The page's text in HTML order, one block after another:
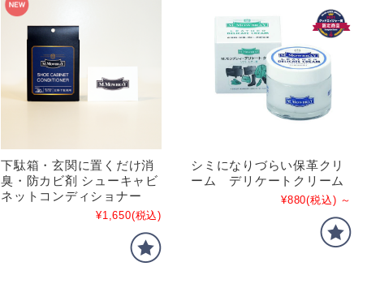
下駄箱・玄関に置くだけ消
臭・防カビ剤 シューキャビ
ネットコンディショナー
¥1,650(税込)
シミになりづらい保革クリ
ーム デリケートクリーム
¥880(税込) ～